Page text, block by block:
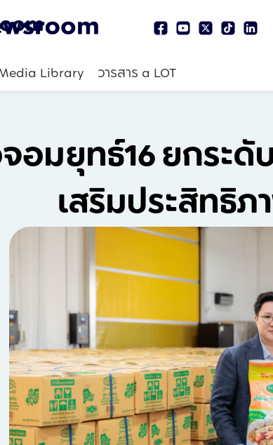
Library วารสาร a LOT
จอมยุทธ์16 ยกระ
เสริมประสิทธิภ